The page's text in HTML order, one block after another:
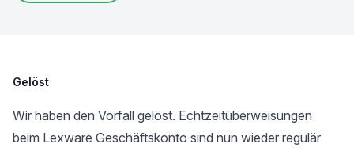
Gelöst
Wir haben den Vorfall gelöst. Echtzeitüberweisungen
beim Lexware Geschäftskonto sind nun wieder regulär